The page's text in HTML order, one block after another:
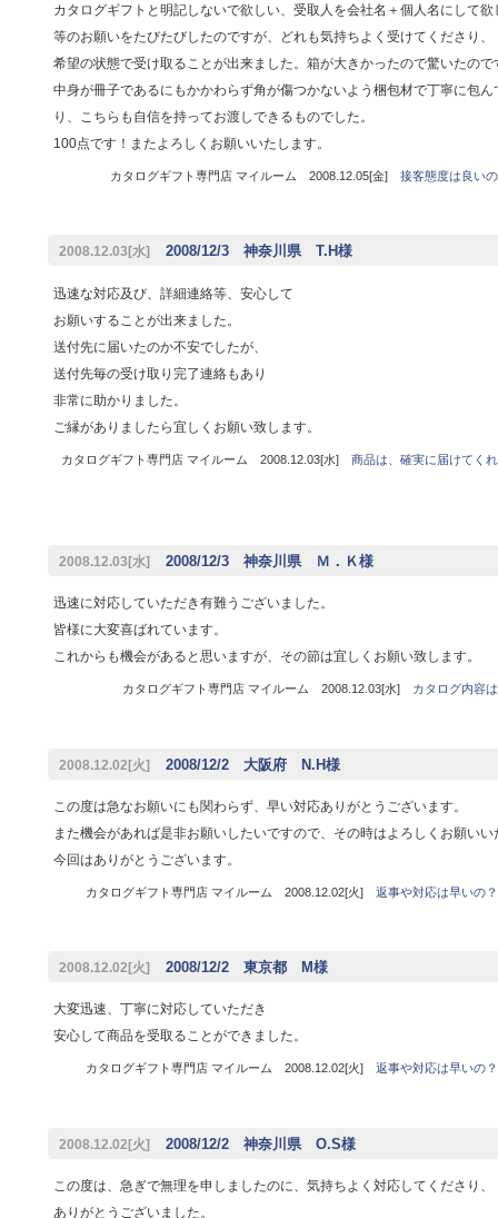
カタログギフトと明記しないで欲しい、受取人を会社名＋個人名にして欲
等のお願いをたびたびしたのですが、どれも気持ちよく受けてくださり、
希望の状態で受け取ることが出来ました。箱が大きかったので驚いたので
中身が冊子であるにもかかわらず角が傷つかないよう梱包材で丁寧に包
り、こちらも自信を持ってお渡しできるものでした。
100点です！またよろしくお願いいたします。
カタログギフト専門店 マイルーム 2008.12.05[金] 接客態度は良い
2008.12.03[水] 2008/12/3 神奈川県 T.H様
迅速な対応及び、詳細連絡等、安心して
お願いすることが出来ました。
送付先に届いたのか不安でしたが、
送付先毎の受け取り完了連絡もあり
非常に助かりました。
ご縁がありましたら宜しくお願い致します。
カタログギフト専門店 マイルーム 2008.12.03[水] 商品は、確実に届けてく
2008.12.03[水] 2008/12/3 神奈川県 Ｍ．Ｋ様
迅速に対応していただき有難うございました。
皆様に大変喜ばれています。
これからも機会があると思いますが、その節は宜しくお願い致します。
カタログギフト専門店 マイルーム 2008.12.03[水] カタログ内容
2008.12.02[火] 2008/12/2 大阪府 N.H様
この度は急なお願いにも関わらず、早い対応ありがとうございます。
また機会があれば是非お願いしたいですので、その時はよろしくお願いい
今回はありがとうございます。
カタログギフト専門店 マイルーム 2008.12.02[火] 返事や対応は早いの？
2008.12.02[火] 2008/12/2 東京都 M様
大変迅速、丁寧に対応していただき
安心して商品を受取ることができました。
カタログギフト専門店 マイルーム 2008.12.02[火] 返事や対応は早いの？
2008.12.02[火] 2008/12/2 神奈川県 O.S様
この度は、急ぎで無理を申しましたのに、気持ちよく対応してくださり、
ありがとうございました。